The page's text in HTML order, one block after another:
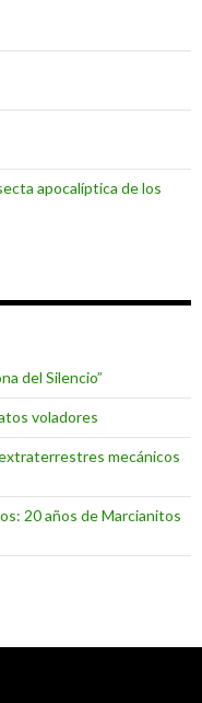
apocalíptica de los
del Silencio”
voladores
mecánicos
20 años de Marcianitos